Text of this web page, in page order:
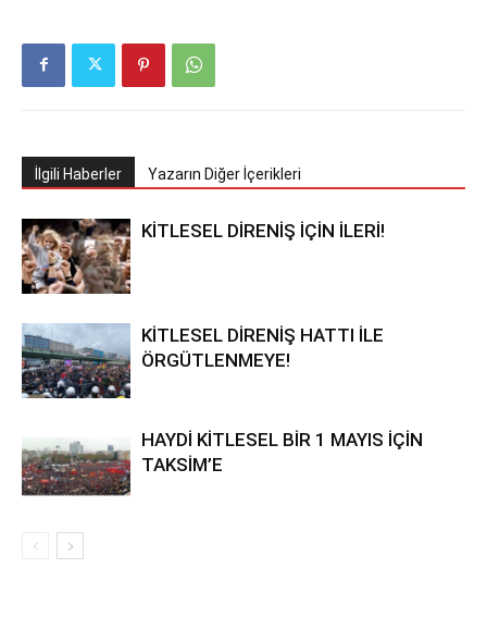
İlgili Haberler Yazarın Diğer İçerikleri
KİTLESEL DİRENİŞ İÇİN İLERİ!
KİTLESEL DİRENİŞ HATTI İLE
ÖRGÜTLENMEYE!
HAYDİ KİTLESEL BİR 1 MAYIS İÇİN
TAKSİM’E